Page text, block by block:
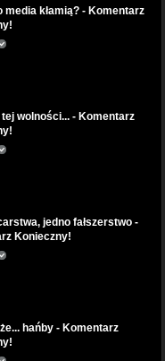
media kłamią? - Komentarz
tej wolności... - Komentarz
jedno fałszerstwo -
Konieczny!
hańby - Komentarz